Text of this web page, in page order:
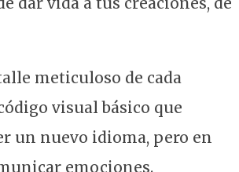
meticuloso de cada
visual básico que
un nuevo idioma, pero en
emociones.